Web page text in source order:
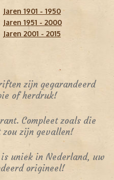
Jaren 1901 - 1950
Jaren 1951 - 2000
Jaren 2001 - 2015
zijn gegarandeerd
of herdruk!
Compleet zoals die
zou zijn gevallen!
uniek in Nederland, uw
origineel!